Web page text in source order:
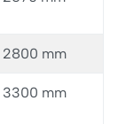
2800 mm
3300 mm